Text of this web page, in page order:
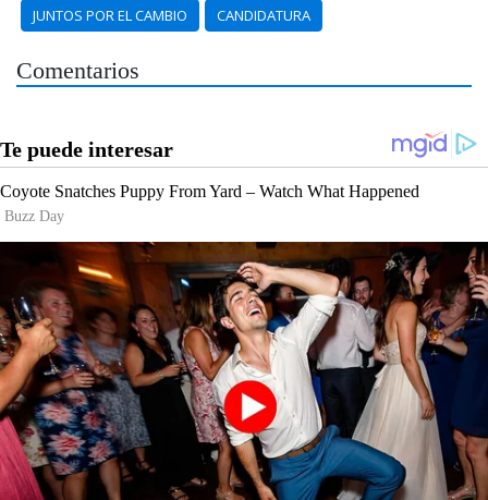
JUNTOS POR EL CAMBIO CANDIDATURA
Comentarios